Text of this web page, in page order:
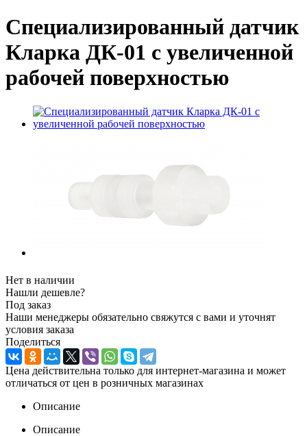
Специализированный датчик
Кларка ДК-01 с увеличенной
рабочей поверхностью
Нет в наличии
Нашли дешевле?
Под заказ
Наши менеджеры обязательно свяжутся с вами и уточнят
условия заказа
Поделиться
Цена действительна только для интернет-магазина и может
отличаться от цен в розничных магазинах
Описание
Описание